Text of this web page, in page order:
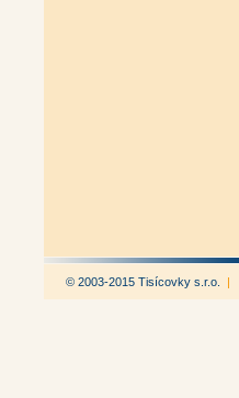
© 2003-2015 Tisícovky s.r.o. |